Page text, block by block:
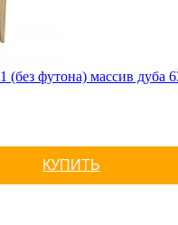
(без футона) массив дуба
КУПИТЬ